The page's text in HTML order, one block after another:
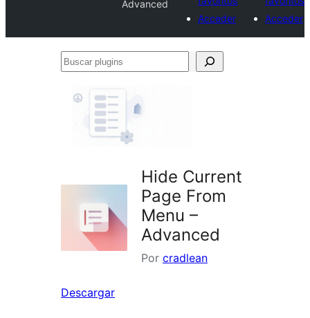
Advanced
Acceder
Acceder
Buscar
Hide Current
Page From
Menu –
Advanced
Por cradlean
Descargar